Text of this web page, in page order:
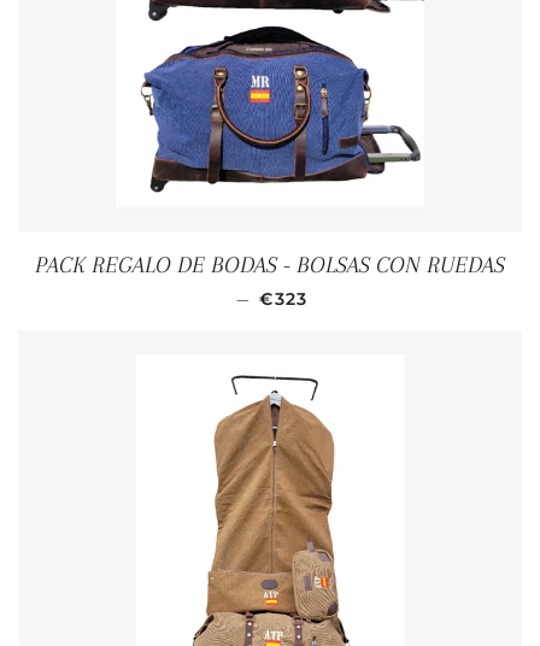
PACK REGALO DE BODAS - BOLSAS CON RUEDAS
— PRECIO HABITUAL
€323